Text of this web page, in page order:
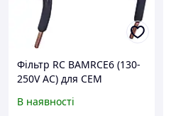
Фільтр RC BAMRCE6 (130-
250V AC) для CEM
В наявності